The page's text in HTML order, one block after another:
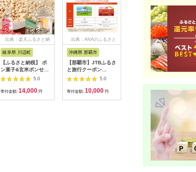
出典：楽天ふるさと納
岐阜県 川辺町
【ふるさと納税】 ポ
ン菓子&玄米ポンせん
べい│玄米 玄米粥 お
菓子 おやつ おつまみ
朝食 シリアル 懐かし
5.0
寄付金額: 14,000 円
出典：ANAのふるさと
沖縄県 那覇市
【那覇市】JTBふるさ
と旅行クーポン
（3,000円分）有効期
間3年（Eメール発
行）｜旅行 トラベル
5.0
寄付金額: 10,000 円
出典：ANAのふるさと
納税
秋田県 大仙市
蜂蜜あんバター
200g×2個 ローズメイ
つ 発酵バター あん
こ 水あめ不使用 秋
田県 大仙市]
5.0
10,000